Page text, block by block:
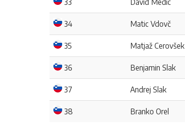
33 David Medic
34 Matic Vdovč
35 Matjaž Cerovšek
36 Benjamin Slak
37 Andrej Slak
38 Branko Orel